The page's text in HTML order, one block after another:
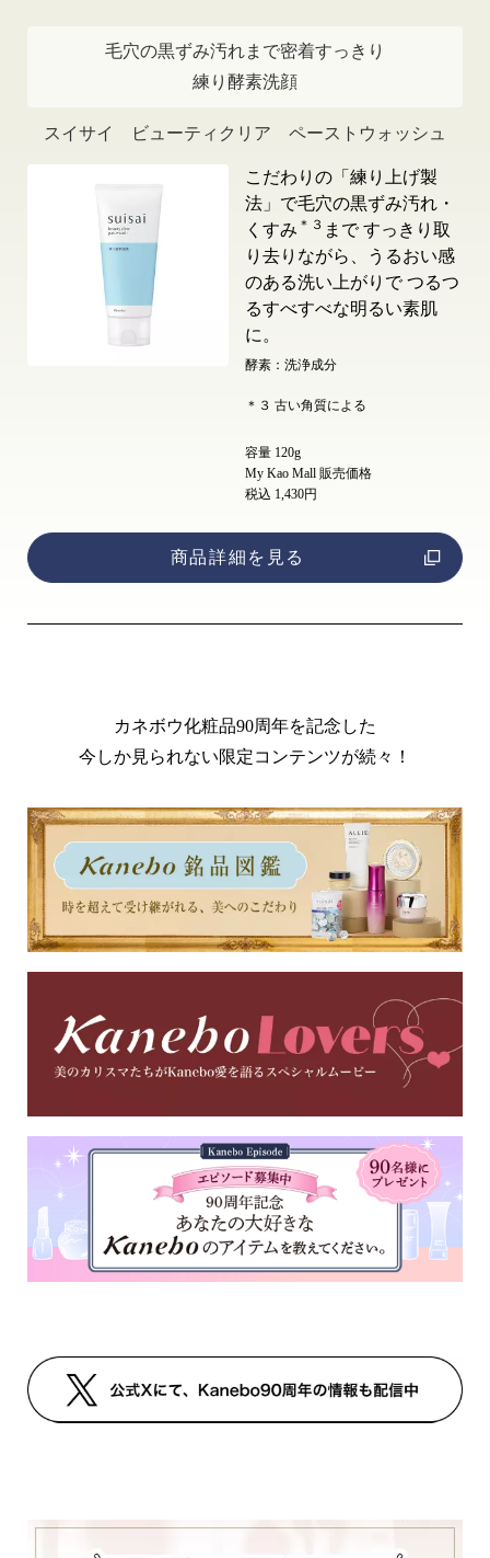
毛穴の黒ずみ汚れまで密着すっきり
練り酵素洗顔
スイサイ ビューティクリア ペーストウォッシュ
こだわりの「練り上げ製
法」で毛穴の黒ずみ汚れ・
くすみ ＊３ まで すっきり取
り去りながら、うるおい感
のある洗い上がりで つるつ
るすべすべな明るい素肌
に。
酵素：洗浄成分
＊３ 古い角質による
容量 120g
My Kao Mall 販売価格
税込 1,430円
商品詳細を見る
カネボウ化粧品90周年を記念した
今しか見られない限定コンテンツが続々！